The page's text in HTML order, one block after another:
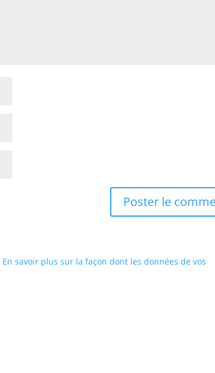
En savoir plus sur la façon dont les données de vos